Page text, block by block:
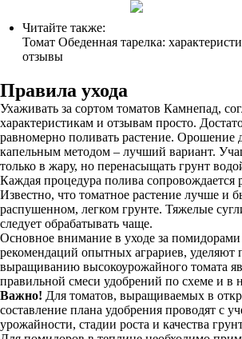
Читайте также:
Томат Обеденная тарелка:
отзывы
Правила ухода
Ухаживать за сортом томатов Камнепад,
характеристикам и отзывам просто.
равномерно поливать растение. Орошение
капельным методом – лучший вариант.
только в жару, но перенасыщать грунт
Каждая процедура полива сопровождается
Известно, что томатное растение лучше и
распушенном, легком грунте. Тяжелые
следует обрабатывать чаще.
Основное внимание в уходе за
рекомендаций опытных аграриев,
выращиванию высокоурожайного томата
правильной смеси удобрений по схеме и в
Важно! Для томатов, выращиваемых в
составление плана удобрения проводят с
урожайности, стадии роста и качества